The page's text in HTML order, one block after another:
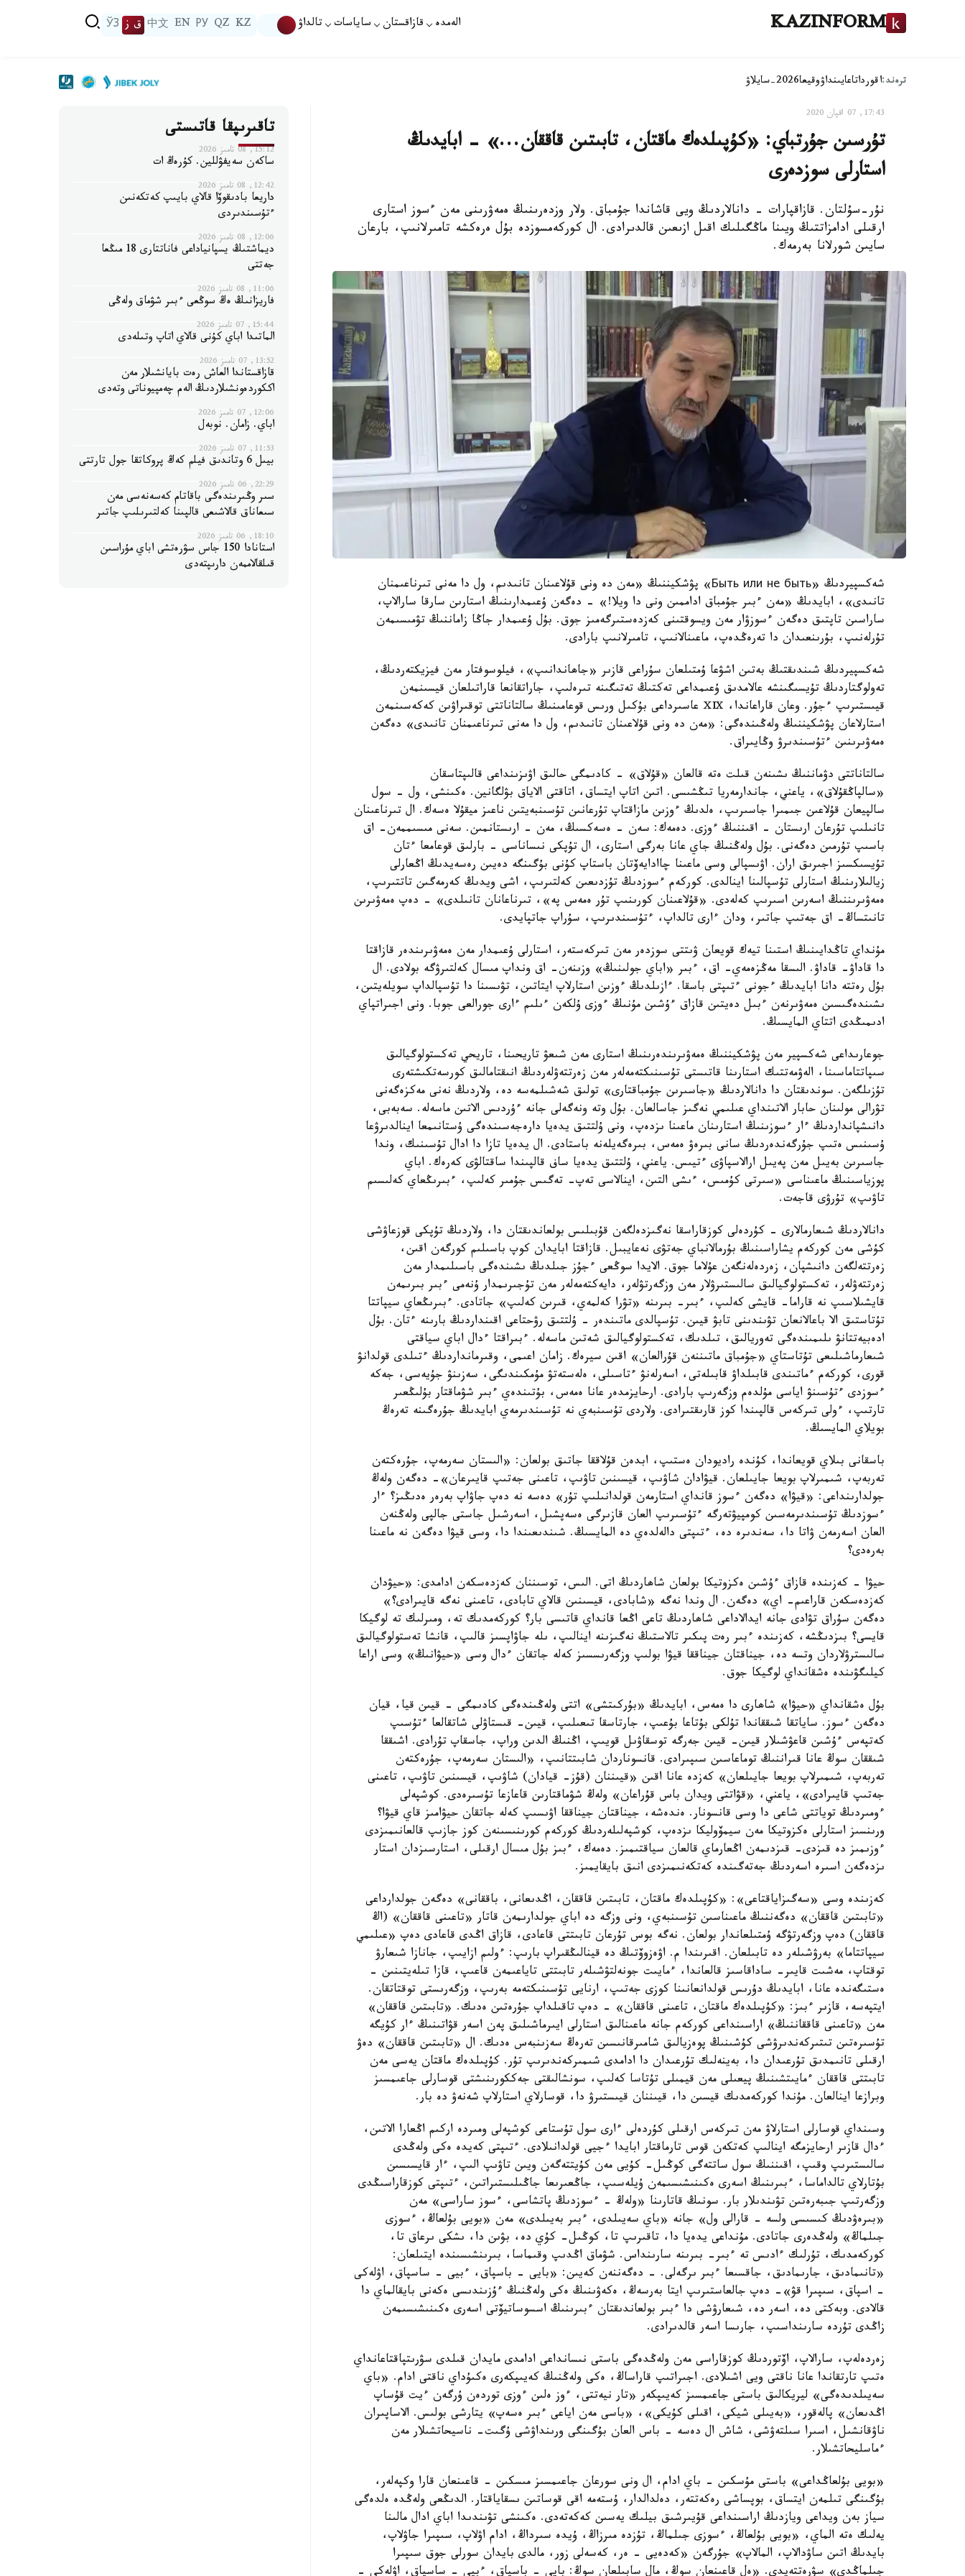
KAZINFORM الەمدە قازاقستان ساياسات تالداۋ KZ
QZ
РУ
EN
中文 ق ز ЎЗ
ترەند:اقورداتاعايىنداۋوقيعا2026-سايلاۋ
17:43, 07 اقپان 2020
تۇرسىن جۇرتباي: «كۇپىلدەك ماقتان، تابىتىن قاققان...» - ابايدىڭ
استارلى سوزدەرى
نۇر-سۇلتان. قازاقپارات - دانالاردىڭ ويى قاشاندا جۇمباق. ولار وزدەرىنىڭ ەمەۋرىنى مەن ءسوز استارى
ارقىلى ادامزاتتىڭ ويىنا ماڭگىلىك اقىل ازىعىن قالدىرادى. ال كوركەمسوزدە بۇل ەرەكشە تامىرلانىپ، بارعان
سايىن شورلانا بەرمەك.
شەكسپيردىڭ «Быть или не быть» پۋشكيننىڭ «مەن دە ونى قۇلاعىنان تانىدىم، ول دا مەنى تىرناعىمنان
تانىدى»، ابايدىڭ «مەن ءبىر جۇمباق اداممىن ونى دا ويلا!» - دەگەن ۇعىمدارىنىڭ استارىن سارقا سارالاپ،
ساراسىن تاپتىق دەگەن ءسوزۋار مەن ويسوقتىنى كەزدەستىرگەمىز جوق. بۇل ۇعىمدار جاڭا زاماننىڭ تۋمىسىمەن
تۇرلەنىپ، بۇرىنعىدان دا تەرەڭدەپ، ماعىنالانىپ، تامىرلانىپ بارادى.
شەكسپيردىڭ شىندىقتىڭ بەتىن اشۋعا ۇمتىلعان سۇراعى قازىر «جاھاندانىپ»، فيلوسوفتار مەن فيزيكتەردىڭ،
تەولوگتاردىڭ تۇيسىگىنشە عالامدىق ۇعىمداعى تەكتىڭ تەتىگىنە تىرەلىپ، جاراتقانعا قاراتىلعان قيسىنمەن
قيىستىرىپ ءجۇر. وعان قاراعاندا، ⅩⅨ عاسىرداعى بۇكىل ورىس قوعامىنىڭ سالتاناتتى توقىراۋىن كەكەسىنمەن
استارلاعان پۋشكيننىڭ ولەڭىندەگى: «مەن دە ونى قۇلاعىنان تانىدىم، ول دا مەنى تىرناعىمنان تانىدى» دەگەن
ەمەۋىرىنىن ءتۇسىندىرۋ وڭايىراق.
سالتاناتتى دۋماننىڭ ىشىنەن قىلت ەتە قالعان «قۇلاق» - كادىمگى حالىق اۋىزىنداعى قالىپتاسقان
«سالپاڭقۇلاق»، ياعني، جاندارمەريا تىڭشىسى. اتىن اتاپ ايتساق، اتاقتى الاياق بۋلگانين. ەكىنشى، ول - سول
سالپيعان قۇلاعىن جىمىرا جاسىرىپ، ەلدىڭ ءوزىن مازاقتاپ تۇرعانىن تۇسىنبەيتىن ناعىز ميقۇلا ەسەك. ال تىرناعىنان
تانىلىپ تۇرعان ارىستان - اقىننىڭ ءوزى. دەمەك: سەن - ەسەكسىڭ، مەن - ارىستانمىن. سەنى مىسىممەن- اق
باسىپ تۇرمىن دەگەنى. بۇل ولەڭنىڭ جاي عانا بەرگى استارى، ال تۇپكى نىساناسى - بارلىق قوعامعا ءتان
تۇيسىكسىز اجىرىق اران. اۋىسپالى وسى ماعىنا چاادايەۆتان باستاپ كۇنى بۇگىنگە دەيىن رەسەيدىڭ اڭعارلى
زيالىلارىنىڭ استارلى تۇسپالىنا اينالدى. كوركەم ءسوزدىڭ تۇزدىعىن كەلتىرىپ، اشى ويدىڭ كەرمەگىن تاتتىرىپ،
ەمەۋىرىننىڭ اسەرىن اسىرىپ كەلەدى. «قۇلاعىنان كورىنىپ تۇر ەمەس پە»، تىرناعانان تانىلدى» - دەپ ەمەۋىرىن
تانىتساڭ- اق جەتىپ جاتىر، ودان ءارى تالداپ، ءتۇسىندىرىپ، سۇراپ جاتپايدى.
مۇنداي تاڭدايىنىڭ استىنا تيەك قويعان ۋىتتى سوزدەر مەن تىركەستەر، استارلى ۇعىمدار مەن ەمەۋىرىندەر قازاقتا
دا قاداۋ- قاداۋ. الىسقا مەڭزەمەي- اق، ءبىر «اباي جولىنىڭ» وزىنەن- اق ونداپ مىسال كەلتىرۋگە بولادى. ال
بۇل رەتتە دانا ابايدىڭ ءجونى ءتىپتى باسقا. ءازىلدىڭ ءوزىن استارلاپ ايتاتىن، تۋىسىنا دا تۇسپالداپ سويلەيتىن،
ىشىندەگىسىن ەمەۋىرنەن ءبىل دەيتىن قازاق ءۇشىن مۇنىڭ ءوزى ۇلكەن ءىلىم ءارى جورالعى جوبا. ونى اجىراتپاي
ادىمىڭدى اتتاي المايسىڭ.
جوعارىداعى شەكسپير مەن پۋشكيننىڭ ەمەۋىرىندەرىنىڭ استارى مەن شىعۋ تاريحىنا، تاريحي تەكستولوگيالىق
سىپاتتاماسىنا، الەۋمەتتىك استارىنا قاتىستى تۇسىنىكتەمەلەر مەن زەرتتەۋلەردىڭ انىقتامالىق كورسەتكىشتەرى
تۇزىلگەن. سوندىقتان دا دانالاردىڭ «جاسىرىن جۇمباقتارى» تولىق شەشىلمەسە دە، ولاردىڭ نەنى مەكزەگەنى
تۋرالى مولىنان حابار الاتىنداي عىلىمي نەگىز جاسالعان. بۇل وتە ونەگەلى جانە ءۇردىس الاتىن ماسەلە. سەبەبى،
دانىشپانداردىڭ ءار ءسوزىنىڭ استارىنان ماعىنا ىزدەپ، ونى ۇلتتىق يدەيا دارەجەسىندەگى ۇستانىمعا اينالدىرۋعا
ۇسىنىس ەتىپ جۇرگەندەردىڭ سانى بىرەۋ ەمەس، بىرەگەيلەنە باستادى. ال يدەيا تازا دا ادال تۇسىنىك، وندا
جاسىرىن بەيىل مەن پەيىل ارالاسپاۋى ءتيىس. ياعني، ۇلتتىق يدەيا ساف قالپىندا ساقتالۋى كەرەك. اباي
پوزياسىنىڭ ماعىناسى «سىرتى كۇمىس، ءىشى التىن، اينالاسى تەپ- تەگىس جۇمىر كەلىپ، ءبىرىڭعاي كەلىسىم
تاۋىپ» تۇرۋى قاجەت.
دانالاردىڭ شىعارمالارى - كۇردەلى كوزقاراسقا نەگىزدەلگەن قۇبىلىس بولعاندىقتان دا، ولاردىڭ تۇپكى قوزعاۋشى
كۇشى مەن كوركەم يشاراسىنىڭ بۇرمالانباي جەتۋى نەعايبىل. قازاقتا ابايدان كوپ باسىلىم كورگەن اقىن،
زەرتتەلگەن دانىشپان، زەردەلەنگەن عۇلاما جوق. الايدا سوڭعى ءجۇز جىلدىڭ ىشىندەگى باسىلىمدار مەن
زەرتتەۋلەر، تەكستولوگيالىق سالىستىرۋلار مەن وزگەرتۋلەر، دايەكتەمەلەر مەن تۇجىرىمدار ۇنەمى ءبىر بىرىمەن
قايشىلاسىپ نە قاراما- قايشى كەلىپ، ءبىر- بىرىنە «تۋرا كەلمەي، قىرىن كەلىپ» جاتادى. ءبىرىڭعاي سيپاتتا
تۇتاستىق الا باعالانعان تۋىندىنى تابۋ قيىن. تۇسپالدى ماتىندەر - ۇلتتىق رۋحتاعى اقىنداردىڭ بارىنە ءتان. بۇل
ادەبيەتتانۋ ىلىمىندەگى تەوريالىق، تىلدىك، تەكستولوگيالىق شەتىن ماسەلە. ءبىراقتا ءدال اباي سياقتى
شىعارماشىلىعى تۇتاستاي «جۇمباق ماتىننەن قۇرالعان» اقىن سيرەك. زامان اعىمى، وقىرمانداردىڭ ءتىلدى قولدانۋ
قورى، كوركەم ءماتىندى قابىلداۋ قابىلەتى، اسەرلەنۋ ءتاسىلى، ەلەستەتۋ مۇمكىندىگى، سەزىنۋ جۇيەسى، جەكە
ءسوزدى ءتۇسىنۋ اياسى مۇلدەم وزگەرىپ بارادى. ارحايزمدەر عانا ەمەس، بۇتىندەي ءبىر شۋماقتار بۇلىڭعىر
تارتىپ، ءولى تىركەس قالپىندا كوز قارىقتىرادى. ولاردى تۇسىنبەي نە تۇسىندىرمەي ابايدىڭ جۇرەگىنە تەرەڭ
بويلاي المايسىڭ.
باسقانى بىلاي قويعاندا، كۇندە راديودان ەستىپ، ابدەن قۇلاققا جاتىق بولعان: «الىستان سەرمەپ، جۇرەكتەن
تەربەپ، شىمىرلاپ بويعا جايىلعان. قيۋادان شاۋىپ، قيسىنىن تاۋىپ، تاعىنى جەتىپ قايىرعان»- دەگەن ولەڭ
جولدارىنداعى: «قيۋا» دەگەن ءسوز قانداي استارمەن قولدانىلىپ تۇر» دەسە نە دەپ جاۋاپ بەرەر ەدىڭىز؟ ءار
ءسوزدىڭ تۇسىندىرمەسىن كومپيۋتەرگە ءتۇسىرىپ العان قازىرگى ەسەپشىل، اسەرشىل جاستى جالپى ولەڭنەن
العان اسەرمەن ۋاتا دا، سەندىرە دە، ءتىپتى دالەلدەي دە المايسىڭ. شىندىعىندا دا، وسى قيۋا دەگەن نە ماعىنا
بەرەدى؟
حيۋا - كەزىندە قازاق ءۇشىن ەكزوتيكا بولعان شاھاردىڭ اتى. الىس، توسىننان كەزدەسكەن ادامدى: «حيۋدان
كەزدەسكەن قاراعىم- اي» دەگەن. ال وندا نەگە «شابادى، قيسىنىن قالاي تابادى، تاعىنى نەگە قايىرادى؟»
دەگەن سۇراق تۋادى جانە ايدالاداعى شاھاردىڭ تاعى اڭعا قانداي قاتىسى بار؟ كوركەمدىك تە، ومىرلىك تە لوگيكا
قايسى؟ بىزدىڭشە، كەزىندە ءبىر رەت پىكىر تالاستىڭ نەگىزىنە اينالىپ، ىلە جاۋاپسىز قالىپ، قانشا تەستولوگيالىق
سالىسترۋلاردان وتسە دە، جيناقتان جيناققا قيۋا بولىپ وزگەرىسسىز كەلە جاتقان ءدال وسى «حيۋانىڭ» وسى اراعا
كيلىگۋىندە ەشقانداي لوگيكا جوق.
بۇل ەشقانداي «حيۋا» شاھارى دا ەمەس، ابايدىڭ «بۇركىتشى» اتتى ولەڭىندەگى كادىمگى - قيىن قيا، قيان
دەگەن ءسوز. ساياتقا شىققاندا تۇلكى بۇتاعا بۇعىپ، جارتاسقا تىعىلىپ، قيىن- قىستاۋلى شاتقالعا ءتۇسىپ
كەتپەس ءۇشىن قاعۋشىلار قيىن- قيىن جەرگە توسقاۋىل قويىپ، اڭنىڭ الدىن وراپ، جاسقاپ تۇرادى. اشىققا
شىققان سوڭ عانا قىراننىڭ توماعاسىن سىپىرادى. قانسوناردان شابىتتانىپ، «الىستان سەرمەپ، جۇرەكتەن
تەربەپ، شىمىرلاپ بويعا جايىلعان» كەزدە عانا اقىن «قيىننان (قۇز- قيادان) شاۋىپ، قيسىنىن تاۋىپ، تاعىنى
جەتىپ قايىرادى»، ياعني، «قۋاتتى ويدان باس قۇراعان» ولەڭ شۋماقتارىن قاعازعا تۇسىرەدى. كوشپەلى
ءومىردىڭ توياتتى شاعى دا وسى قانسونار. ەندەشە، جيناقتان جيناققا اۋىسىپ كەلە جاتقان حيۋامىز قاي قيۋا؟
ورىنسىز استارلى ەكزوتيكا مەن سيمۆوليكا ىزدەپ، كوشپەلىلەردىڭ كوركەم كورىنىسىنەن كوز جازىپ قالعانىمىزدى
ءوزىمىز دە قىزدى- قىزدىمەن اڭعارماي قالعان سياقتىمىز. دەمەك، ءبىز بۇل مىسال ارقىلى، استارسىزدان استار
ىزدەگەن اسىرە اسەردىڭ جەتەگىندە كەتكەنىمىزدى انىق بايقايمىز.
كەزىندە وسى «سەگىزاياقتاعى»: «كۇپىلدەك ماقتان، تابىتىن قاققان، اڭدىعانى، باققانى» دەگەن جولدارداعى
«تابىتىن قاققان» دەگەننىڭ ماعىناسىن تۇسىنبەي، ونى وزگە دە اباي جولدارىمەن قاتار «تاعىنى قاققان» (اڭ
قاققان) دەپ وزگەرتۋگە ۇمتىلعاندار بولعان. نەگە بوس تۇرعان تابىتتى قاعادى، قازاق اڭدى قاعادى دەپ «عىلىمي
سيپاتتاما» بەرۋشىلەر دە تابىلعان. اقىرىندا م. اۋەزوۆتىڭ دە قينالىڭقىراپ بارىپ: ءولىم ازايىپ، جانازا شىعارۋ
توقتاپ، مەشىت قايىر- ساداقاسىز قالعاندا، ءمايىت جونەلتۋشىلەر تابىتتى تاياعىمەن قاعىپ، قازا تىلەيتىنىن -
ەستىگەندە عانا، ابايدىڭ دۇرىس قولدانعانىنا كوزى جەتىپ، ارنايى تۇسىنىكتەمە بەرىپ، وزگەرىستى توقتاتقان.
ايتپەسە، قازىر ءبىز: «كۇپىلدەك ماقتان، تاعىنى قاققان» - دەپ تاقىلداپ جۇرەتىن ەدىك. «تابىتىن قاققان»
مەن «تاعىنى قاققاننىڭ» اراسىنداعى كوركەم جانە ماعىنالىق استارلى ايىرماشىلىق پەن اسەر قۋاتىنىڭ ءار كۇيگە
تۇسىرەتىن تىتىركەندىرۋشى كۇشىنىڭ پوەزيالىق شامىرقانىسىن تەرەڭ سەزىنبەس ەدىك. ال «تابىتىن قاققان» دەۋ
ارقىلى تانىمدىق تۇرعىدان دا، بەينەلىك تۇرعىدان دا ادامدى شىمىركەندىرىپ تۇر. كۇپىلدەك ماقتان يەسى مەن
تابىتتى قاققان ءمايىتشىنىڭ پيعىلى مەن قيمىلى تۇتاسا كەلىپ، سونشالىقتى جەككورىنىشتى قوسارلى جاعىمسىز
وبرازعا اينالعان. مۇندا كوركەمدىك قيسىن دا، قيىننان قيىستىرۋ دا، قوسارلاي استارلاپ شەنەۋ دە بار.
وسىنداي قوسارلى استارلاۋ مەن تىركەس ارقىلى كۇردەلى ءارى سول تۇستاعى كوشپەلى ومىردە اركىم اڭعارا الاتىن،
ءدال قازىر ارحايزمگە اينالىپ كەتكەن قوس تارماقتار ابايدا ءجيى قولدانىلادى. ءتىپتى كەيدە ەكى ولەڭدى
سالىستىرىپ وقىپ، اقىننىڭ سول ساتتەگى كوڭىل- كۇيى مەن كۇيتتەگەن ويىن تاۋىپ الىپ، ءار قايسىسىن
بۇتارلاي تالداماسا، ءبىرىنىڭ اسەرى ەكىنىشىسىمەن ۇيلەسىپ، جاڭعىرىعا جاڭىلىستىراتىن، ءتىپتى كوزقاراسىڭدى
وزگەرتىپ جىبەرەتىن تۋىندىلار بار. سونىڭ قاتارىنا «ولەڭ - ءسوزدىڭ پاتشاسى، ءسوز ساراسى» مەن
«بىرەۋدىڭ كىسىسى ولسە - قارالى ول» جانە «باي سەيىلدى، ءبىر بەيىلدى» مەن «بويى بۇلعاڭ، ءسوزى
جىلماڭ» ولەڭدەرى جاتادى. مۇنداعى يدەيا دا، تاقىرىپ تا، كوڭىل- كۇي دە، بۋىن دا، ىشكى ىرعاق تا،
كوركەمدىك، تۇرلىك ءادىس تە ءبىر- بىرىنە سارىنداس. شۋماق اڭدىپ وقىماسا، بىرىنشىسىندە ايتىلعان:
«تانىمادىق، جارىمادىق، جاقسىعا ءبىر ىرگەلى. - دەگەننەن كەيىن: «بايى - باسپاق، ءبيى - ساسپاق، اۋلەكى
- اسپاق، سىپىرا قۋ»- دەپ جالعاستىرىپ ايتا بەرسەڭ، ەكەۋىنىڭ ەكى ولەڭنىڭ ءۇزىندىسى ەكەنى بايقالماي دا
قالادى. وبەكتى دە، اسەر دە، شىعارۋشى دا ءبىر بولعاندىقتان ءبىرىنىڭ اسسوساتيۆتى اسەرى ەكىنىشىسىمەن
زاڭدى تۇردە سارىنداسىپ، جارىسا اسەر قالدىرادى.
زەردەلەپ، سارالاپ، اۆتوردىڭ كوزقاراسى مەن ولەڭدەگى باستى نىسانداعى ادامدى مايدان قىلدى سۋرىتپاقتاعانداي
ەتىپ تارتقاندا عانا ناقتى ويى اشىلادى. اجىراتىپ قاراساڭ، ەكى ولەڭنىڭ كەيىپكەرى ەكىۇداي ناقتى ادام. «باي
سەيىلدىدەگى» ليريكالىق باستى جاعىمسىز كەيىپكەر «تار نيەتتى، ءوز ەلىن ءوزى توردەن ۇرگەن ءيت قۇساپ
اڭدىعان» پالەقور، «بەيىلى شيكى، اقىلى كۇيكى»، «باسى مەن اياعى ءبىر ەسەپ» يتارشى بولىس. الاساپىران
ناۋقانشىل، اسىرا سىلتەۋشى، شاش ال دەسە - باس العان بۇگىنگى ورىنداۋشى ۇگىت- ناسيحاتشىلار مەن
ءماسليحاتشىلار.
«بويى بۇلعاڭداعى» باستى مۇسكىن - باي ادام، ال ونى سورعان جاعىمسىز مىسكىن - قاعىنعان قارا وكپەلەر،
بۇگىنگى تىلمەن ايتساق، بوپساشى رەكەتتەر، دەلدالدار، ۇستەمە اقى قوساتىن ىسقاياقتار. الدىڭعى ولەڭدە ەلدەگى
سياز بەن ويداعى ويازدىڭ اراسىنداعى قۇيىرشىق بيلىك يەسىن كەكەتەدى. ەكىنشى تۋىندىدا اباي ادال مالىنا
يەلىك ەتە الماي، «بويى بۇلعاڭ، ءسوزى جىلماڭ، تۇزدە مىرزاڭ، ۇيدە سىرداڭ، ادام اۋلاپ، سىپىرا جاۋلاپ،
بايدىڭ اتىن ساۋدالاپ، المالاپ» جۇرگەن «كەدەيى - ەر، كەسەلى زور، مالدى بايدان سورلى جوق سىپىرا
جىلماڭدى» سۋرەتتەيدى. «ەل قاعىنعان سوڭ، مال سابىلعان سوڭ: بايى - باسپاق، ءبيى - ساسپاق، اۋلەكى -
تاقىرىپقا قاتىستى
15:12, 08 تامىز 2026
ساكەن سەيفۋللين. كۇرەڭ ات
12:42, 08 تامىز 2026
داريعا بادىقوۆا قالاي بايىپ كەتكەنىن
ءتۇسىندىردى
12:06, 08 تامىز 2026
ديماشتىڭ يسپانياداعى فاناتتارى 18 مىڭعا
جەتتى
11:06, 08 تامىز 2026
فاريزانىڭ ەڭ سوڭعى ءبىر شۋماق ولەڭى
15:44, 07 تامىز 2026
الماتىدا اباي كۇنى قالاي اتاپ وتىلەدى
13:52, 07 تامىز 2026
قازاقستاندا العاش رەت بايانشىلار مەن
اككوردەونشىلاردىڭ الەم چەمپيوناتى وتەدى
12:06, 07 تامىز 2026
اباي. زامان. نوبەل
11:53, 07 تامىز 2026
بيىل 6 وتاندىق فيلم كەڭ پروكاتقا جول تارتتى
22:29, 06 تامىز 2026
سىر وڭىرىندەگى باقاتام كەسەنەسى مەن
سىعاناق قالاشىعى قالپىنا كەلتىرىلىپ جاتىر
18:10, 06 تامىز 2026
استانادا 150 جاس سۋرەتشى اباي مۇراسىن
قىلقالاممەن دارىپتەدى